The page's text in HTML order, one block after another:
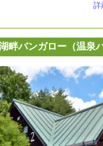
詳
畔バンガロー（温泉